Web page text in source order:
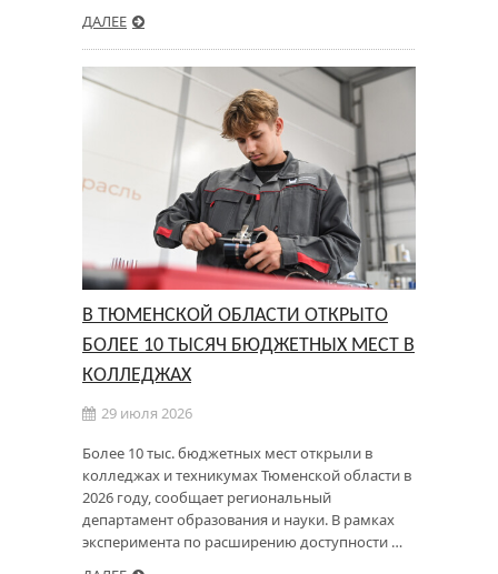
ДАЛЕЕ
В ТЮМЕНСКОЙ ОБЛАСТИ ОТКРЫТО
БОЛЕЕ 10 ТЫСЯЧ БЮДЖЕТНЫХ МЕСТ В
КОЛЛЕДЖАХ
29 июля 2026
Более 10 тыс. бюджетных мест открыли в
колледжах и техникумах Тюменской области в
2026 году, сообщает региональный
департамент образования и науки. В рамках
эксперимента по расширению доступности …